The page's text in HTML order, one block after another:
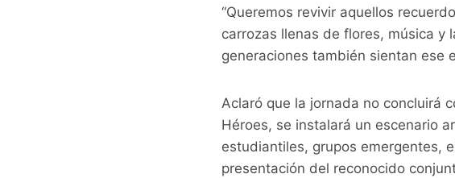
“Queremos revivir aquellos
carrozas llenas de flores, música y
generaciones también sientan ese
Aclaró que la jornada no concluirá
Héroes, se instalará un escenario
estudiantiles, grupos emergentes,
presentación del reconocido